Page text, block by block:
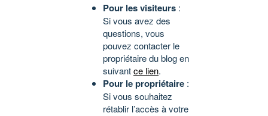
Pour les visiteurs :
Si vous avez des
questions, vous
pouvez contacter le
propriétaire du blog en
suivantce lien.
Pour le propriétaire :
Si vous souhaitez
rétablir l’accès à votre